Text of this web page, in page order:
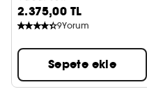
2.375,00 TL
9Yorum
Sepete ekle